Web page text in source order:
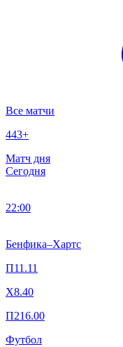
Все матчи
443+
Матч дня
Сегодня
22:00
Бенфика–Хартс
П11.11
X8.40
П216.00
Футбол